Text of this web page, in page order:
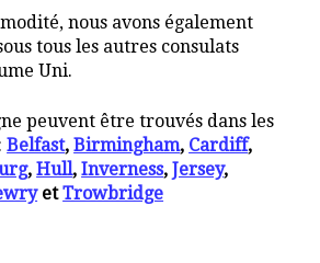
nous avons également
tous les autres consulats
Uni.
peuvent être trouvés dans les
Belfast,Birmingham, Cardiff,
,Hull,Inverness,Jersey,
etTrowbridge